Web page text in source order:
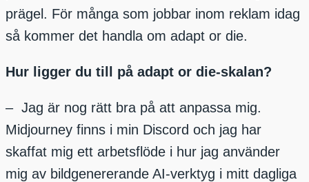
prägel. För många som jobbar inom reklam idag
så kommer det handla om adapt or die.
Hur ligger du till på adapt or die-skalan?
– Jag är nog rätt bra på att anpassa mig.
Midjourney finns i min Discord och jag har
skaffat mig ett arbetsflöde i hur jag använder
mig av bildgenererande AI-verktyg i mitt dagliga